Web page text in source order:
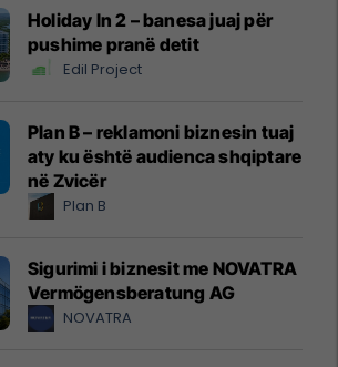
Holiday In 2 – banesa juaj për
pushime pranë detit
Edil Project
Plan B – reklamoni biznesin tuaj
aty ku është audienca shqiptare
në Zvicër
Plan B
Sigurimi i biznesit me NOVATRA
Vermögensberatung AG
NOVATRA